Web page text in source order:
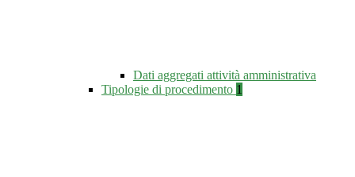
Dati aggregati attività amministrativa
Tipologie di procedimento 1